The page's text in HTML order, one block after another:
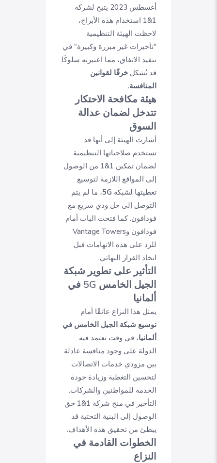
أغسطس 2023 يتيح لشركة
1&1 استخدام هذه الأبراج،
لاحظت الهيئة التنظيمية
"تأخيرات غير مبررة وكبيرة" في
تنفيذ الاتفاق، مما اعتبرته سلوكًا
قد يُشكل خرقًا لقوانين
المنافسة.
هيئة مكافحة الاحتكار
تتدخل لضمان عدالة
السوق
أشارت الهيئة إلى أنها قد
تستخدم صلاحياتها التنظيمية
لضمان تمكين 1&1 من الوصول
إلى المواقع اللازمة لتوسيع
تغطيتها لشبكة 5G، ما لم يتم
التوصل إلى حل ودي سريع مع
فودافون. كما فتحت الباب أمام
فودافون وVantage Towers
للرد على هذه الاتهامات قبل
اتخاذ القرار النهائي.
التأثير على تطوير شبكة
الجيل الخامس 5G في
ألمانيا
يمثل هذا النزاع عائقًا أمام
توسيع شبكة الجيل الخامس في
ألمانيا، في وقت تعتمد فيه
الدولة على وجود منافسة عادلة
بين مزودي خدمات الاتصالات
لتحسين التغطية وزيادة جودة
الخدمة للمواطنين والشركات.
التأخير في منح شركة 1&1 حق
الوصول إلى البنية التحتية قد
يبطئ من تحقيق هذه الأهداف.
الخطوات القادمة في
النزاع